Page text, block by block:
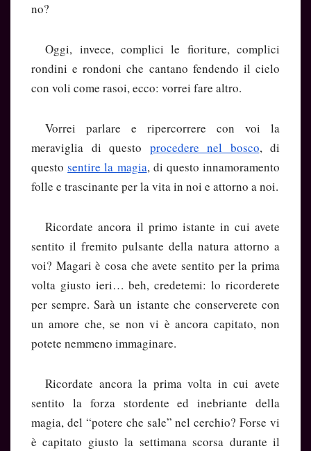
no?
Oggi, invece, complici le fioriture, complici
rondini e rondoni che cantano fendendo il cielo
con voli come rasoi, ecco: vorrei fare altro.
Vorrei parlare e ripercorrere con voi la
meraviglia di questo procedere nel bosco, di
questosentire la magia, di questo innamoramento
folle e trascinante per la vita in noi e attorno a noi.
Ricordate ancora il primo istante in cui avete
sentito il fremito pulsante della natura attorno a
voi? Magari è cosa che avete sentito per la prima
volta giusto ieri… beh, credetemi: lo ricorderete
per sempre. Sarà un istante che conserverete con
un amore che, se non vi è ancora capitato, non
potete nemmeno immaginare.
Ricordate ancora la prima volta in cui avete
sentito la forza stordente ed inebriante della
magia, del “potere che sale” nel cerchio? Forse vi
è capitato giusto la settimana scorsa durante il